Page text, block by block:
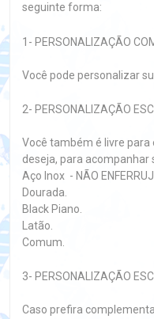
seguinte forma:
1- PERSONALIZAÇÃO
Você pode personalizar
2- PERSONALIZAÇÃO
Você também é livre para
deseja, para acompanhar
Aço Inox - NÃO
Dourada.
Black Piano.
Latão.
Comum.
3- PERSONALIZAÇÃO
Caso prefira